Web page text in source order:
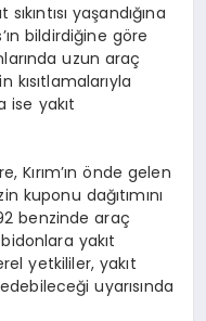
sıkıntısı yaşandığına
bildirdiğine göre
uzun araç
kısıtlamalarıyla
ise yakıt
Kırım’ın önde gelen
kuponu dağıtımını
benzinde araç
yakıt
yetkililer, yakıt
uyarısında